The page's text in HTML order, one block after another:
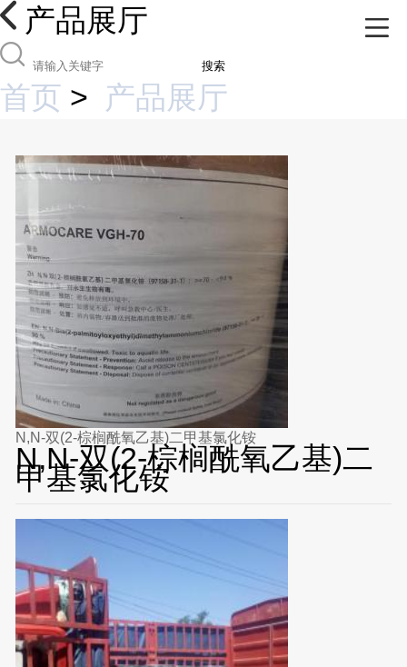
产品展厅
搜索
首页 > 产品展厅
N,N-双(2-棕榈酰氧乙基)二甲基氯化铵
N,N-双(2-棕榈酰氧乙基)二
甲基氯化铵